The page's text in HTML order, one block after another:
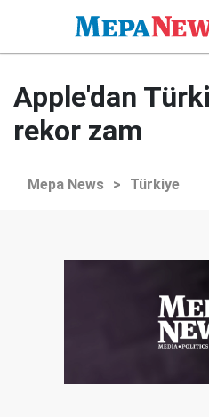
Apple'dan
rekor zam
Mepa News > Türkiye